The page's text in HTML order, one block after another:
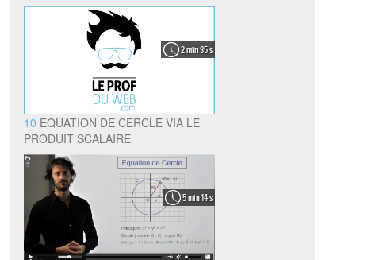
2 min 35 s
10 EQUATION DE CERCLE VIA LE
PRODUIT SCALAIRE
5 min 14 s